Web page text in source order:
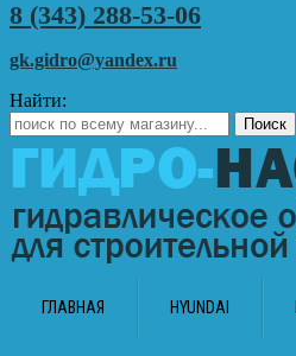
8 (343) 288-53-06
gk.gidro@yandex.ru
Найти:
ГЛАВНАЯ HYUNDAI